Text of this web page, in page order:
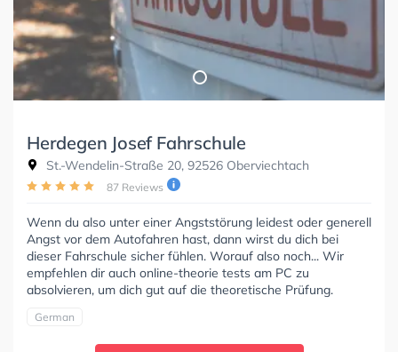
Herdegen Josef Fahrschule
St.-Wendelin-Straße 20, 92526 Oberviechtach
87 Reviews
Wenn du also unter einer Angststörung leidest oder generell
Angst vor dem Autofahren hast, dann wirst du dich bei
dieser Fahrschule sicher fühlen. Worauf also noch... Wir
empfehlen dir auch online-theorie tests am PC zu
absolvieren, um dich gut auf die theoretische Prüfung.
German